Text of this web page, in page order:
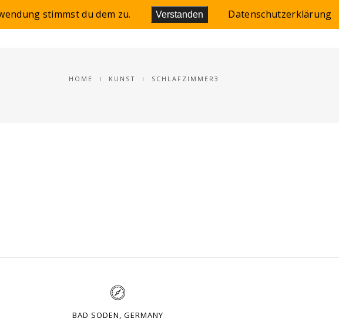
LEINWANDBILD/BLOG
HOME KUNST SCHLAFZIMMER3
BAD SODEN, GERMANY
stimmst du dem zu. Verstanden Datenschutzerklärung